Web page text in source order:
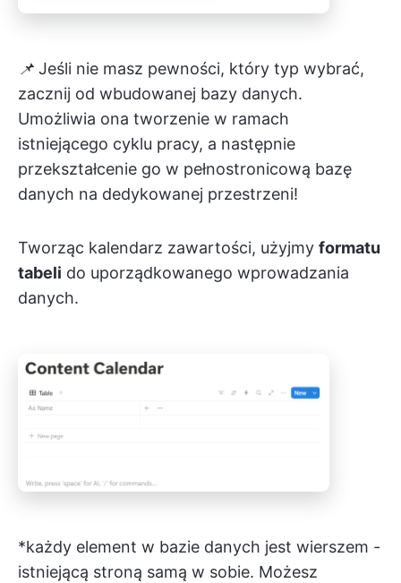
📌 Jeśli nie masz pewności, który typ wybrać,
zacznij od wbudowanej bazy danych.
Umożliwia ona tworzenie w ramach
istniejącego cyklu pracy, a następnie
przekształcenie go w pełnostronicową bazę
danych na dedykowanej przestrzeni!
Tworząc kalendarz zawartości, użyjmy formatu
tabeli do uporządkowanego wprowadzania
danych.
*każdy element w bazie danych jest wierszem -
istniejącą stroną samą w sobie. Możesz